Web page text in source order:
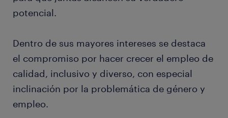
potencial.
Dentro de sus mayores intereses se destaca
el compromiso por hacer crecer el empleo de
calidad, inclusivo y diverso, con especial
inclinación por la problemática de género y
empleo.